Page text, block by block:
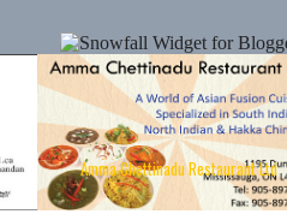
Amma Chettinadu Restaurant Ltd